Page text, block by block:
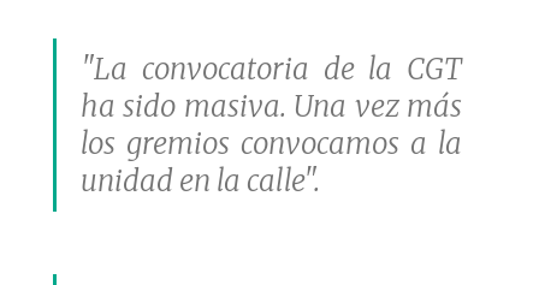
"La convocatoria de la CGT
ha sido masiva. Una vez más
los gremios convocamos a la
unidad en la calle".